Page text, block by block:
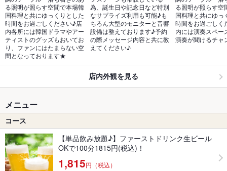
る照明が照らす空間で本場韓
国料理と共にゆっくりとした
時間をお過ごしください♪店
内各所には韓国ドラマやアー
ティストのグッズもおいてお
り、ファンにはたまらない空
間となっております★
為、誕生日や記念日など特別
なサプライズ利用も可能♪も
ちろん大型のモニターと音響
設備は整えております♪予約
の際メッセージ内容と共に教
えてください♪
る照明が照らす空
国料理と共にゆっ
時間をお過ごしく
内には演奏スペー
演奏が聞けるチ
店内外観を見る
メニュー
コース
【単品飲み放題♪】ファーストドリンク生ビール
OKで100分1815円(税込)！
1,815円（税込）